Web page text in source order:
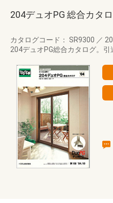
204デュオPG 総合カタ
カタログコード： SR9300 ／
204デュオPG総合カタログ。